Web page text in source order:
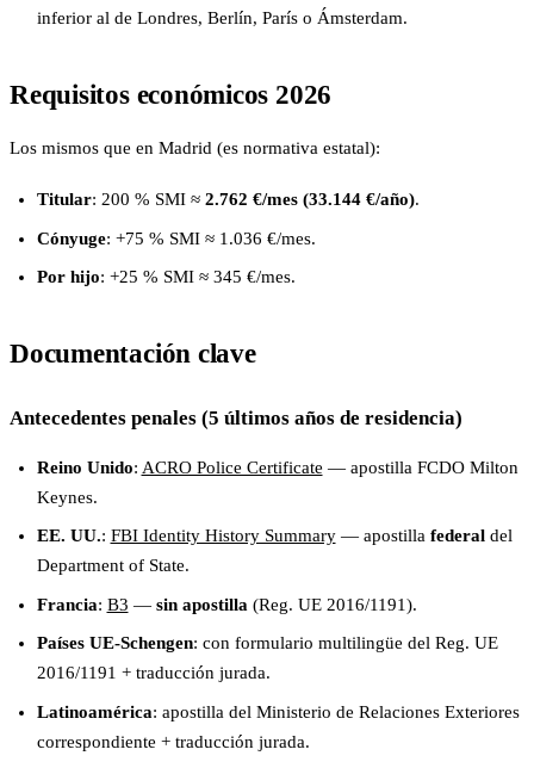
inferior al de Londres, Berlín, París o Ámsterdam.
Requisitos económicos 2026
Los mismos que en Madrid (es normativa estatal):
Titular: 200 % SMI ≈ 2.762 €/mes (33.144 €/año).
Cónyuge: +75 % SMI ≈ 1.036 €/mes.
Por hijo: +25 % SMI ≈ 345 €/mes.
Documentación clave
Antecedentes penales (5 últimos años de residencia)
Reino Unido: ACRO Police Certificate — apostilla FCDO Milton
Keynes.
EE. UU.: FBI Identity History Summary— apostilla federaldel
Department of State.
Francia: B3 — sin apostilla (Reg. UE 2016/1191).
Países UE-Schengen: con formulario multilingüe del Reg. UE
2016/1191 + traducción jurada.
Latinoamérica: apostilla del Ministerio de Relaciones Exteriores
correspondiente + traducción jurada.